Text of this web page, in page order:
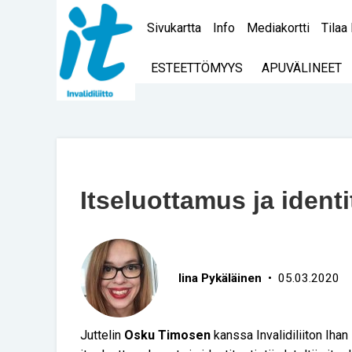
Sivukartta Info Mediakortti Tilaa
ESTEETTÖMYYS APUVÄLINEET
Itseluottamus ja
Iina Pykäläinen • 05.03.2020
Juttelin Osku Timosen kanssa Invalidiliiton